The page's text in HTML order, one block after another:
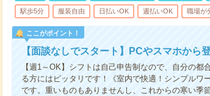
駅歩5分 服装自由 日払いOK 週払いOK 職場が
ここがポイント！
【面談なしでスタート】PCやスマホから
【週1～OK】シフトは自己申告制なので、自分の
る方にはピッタリです！《室内で快適！シンプルワ
です。重いものもありませんし、これからの寒い季